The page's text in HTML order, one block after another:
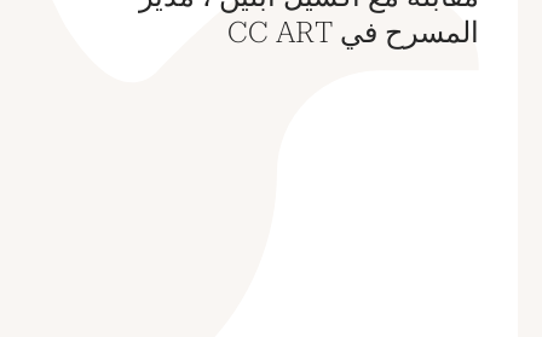
المسرح في CC ART